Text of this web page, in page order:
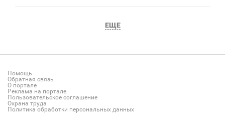
ЕЩЕ
Помощь
Обратная связь
О портале
Реклама на портале
Пользовательское соглашение
Охрана труда
Политика обработки персональных данных